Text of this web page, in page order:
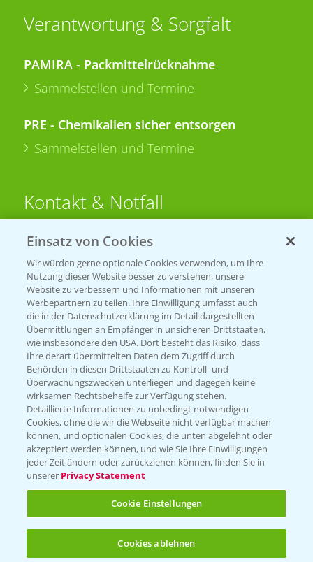
Verantwortung & Sorgfalt
PAMIRA - Packmittelrücknahme
Sammelstellen und Termine
PRE - Chemikalien sicher entsorgen
Sammelstellen und Termine
Kontakt & Notfall
Beratung auf WhatsApp
T.+49 (0)174 346 564 1
KONTAKT
Hilfe in Notfällen
T.+49 (0)214/30-20220
Folgen Sie uns
Einsatz von Cookies
Wir würden gerne optionale Cookies verwenden, um Ihre
Nutzung dieser Website besser zu verstehen, unsere
Website zu verbessern und Informationen mit unseren
Werbepartnern zu teilen. Ihre Einwilligung umfasst auch
die in der Datenschutzerklärung im Detail dargestellten
Übermittlungen an Empfänger in unsicheren Drittstaaten,
wie insbesondere den USA. Dort besteht das Risiko, dass
Ihre derart übermittelten Daten dem Zugriff durch
Behörden in diesen Drittstaaten zu Kontroll- und
Überwachungszwecken unterliegen und dagegen keine
wirksamen Rechtsbehelfe zur Verfügung stehen.
Detaillierte Informationen zu unbedingt notwendigen
Cookies, ohne die wir die Webseite nicht verfügbar machen
können, und optionalen Cookies, die unten abgelehnt oder
akzeptiert werden können, und wie Sie Ihre Einwilligungen
jeder Zeit ändern oder zurückziehen können, finden Sie in
unserer Privacy Statement
Cookie Einstellungen
Cookies ablehnen